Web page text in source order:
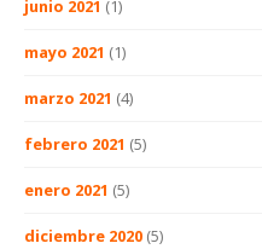
junio 2021 (1)
mayo 2021 (1)
marzo 2021 (4)
febrero 2021 (5)
enero 2021 (5)
diciembre 2020 (5)